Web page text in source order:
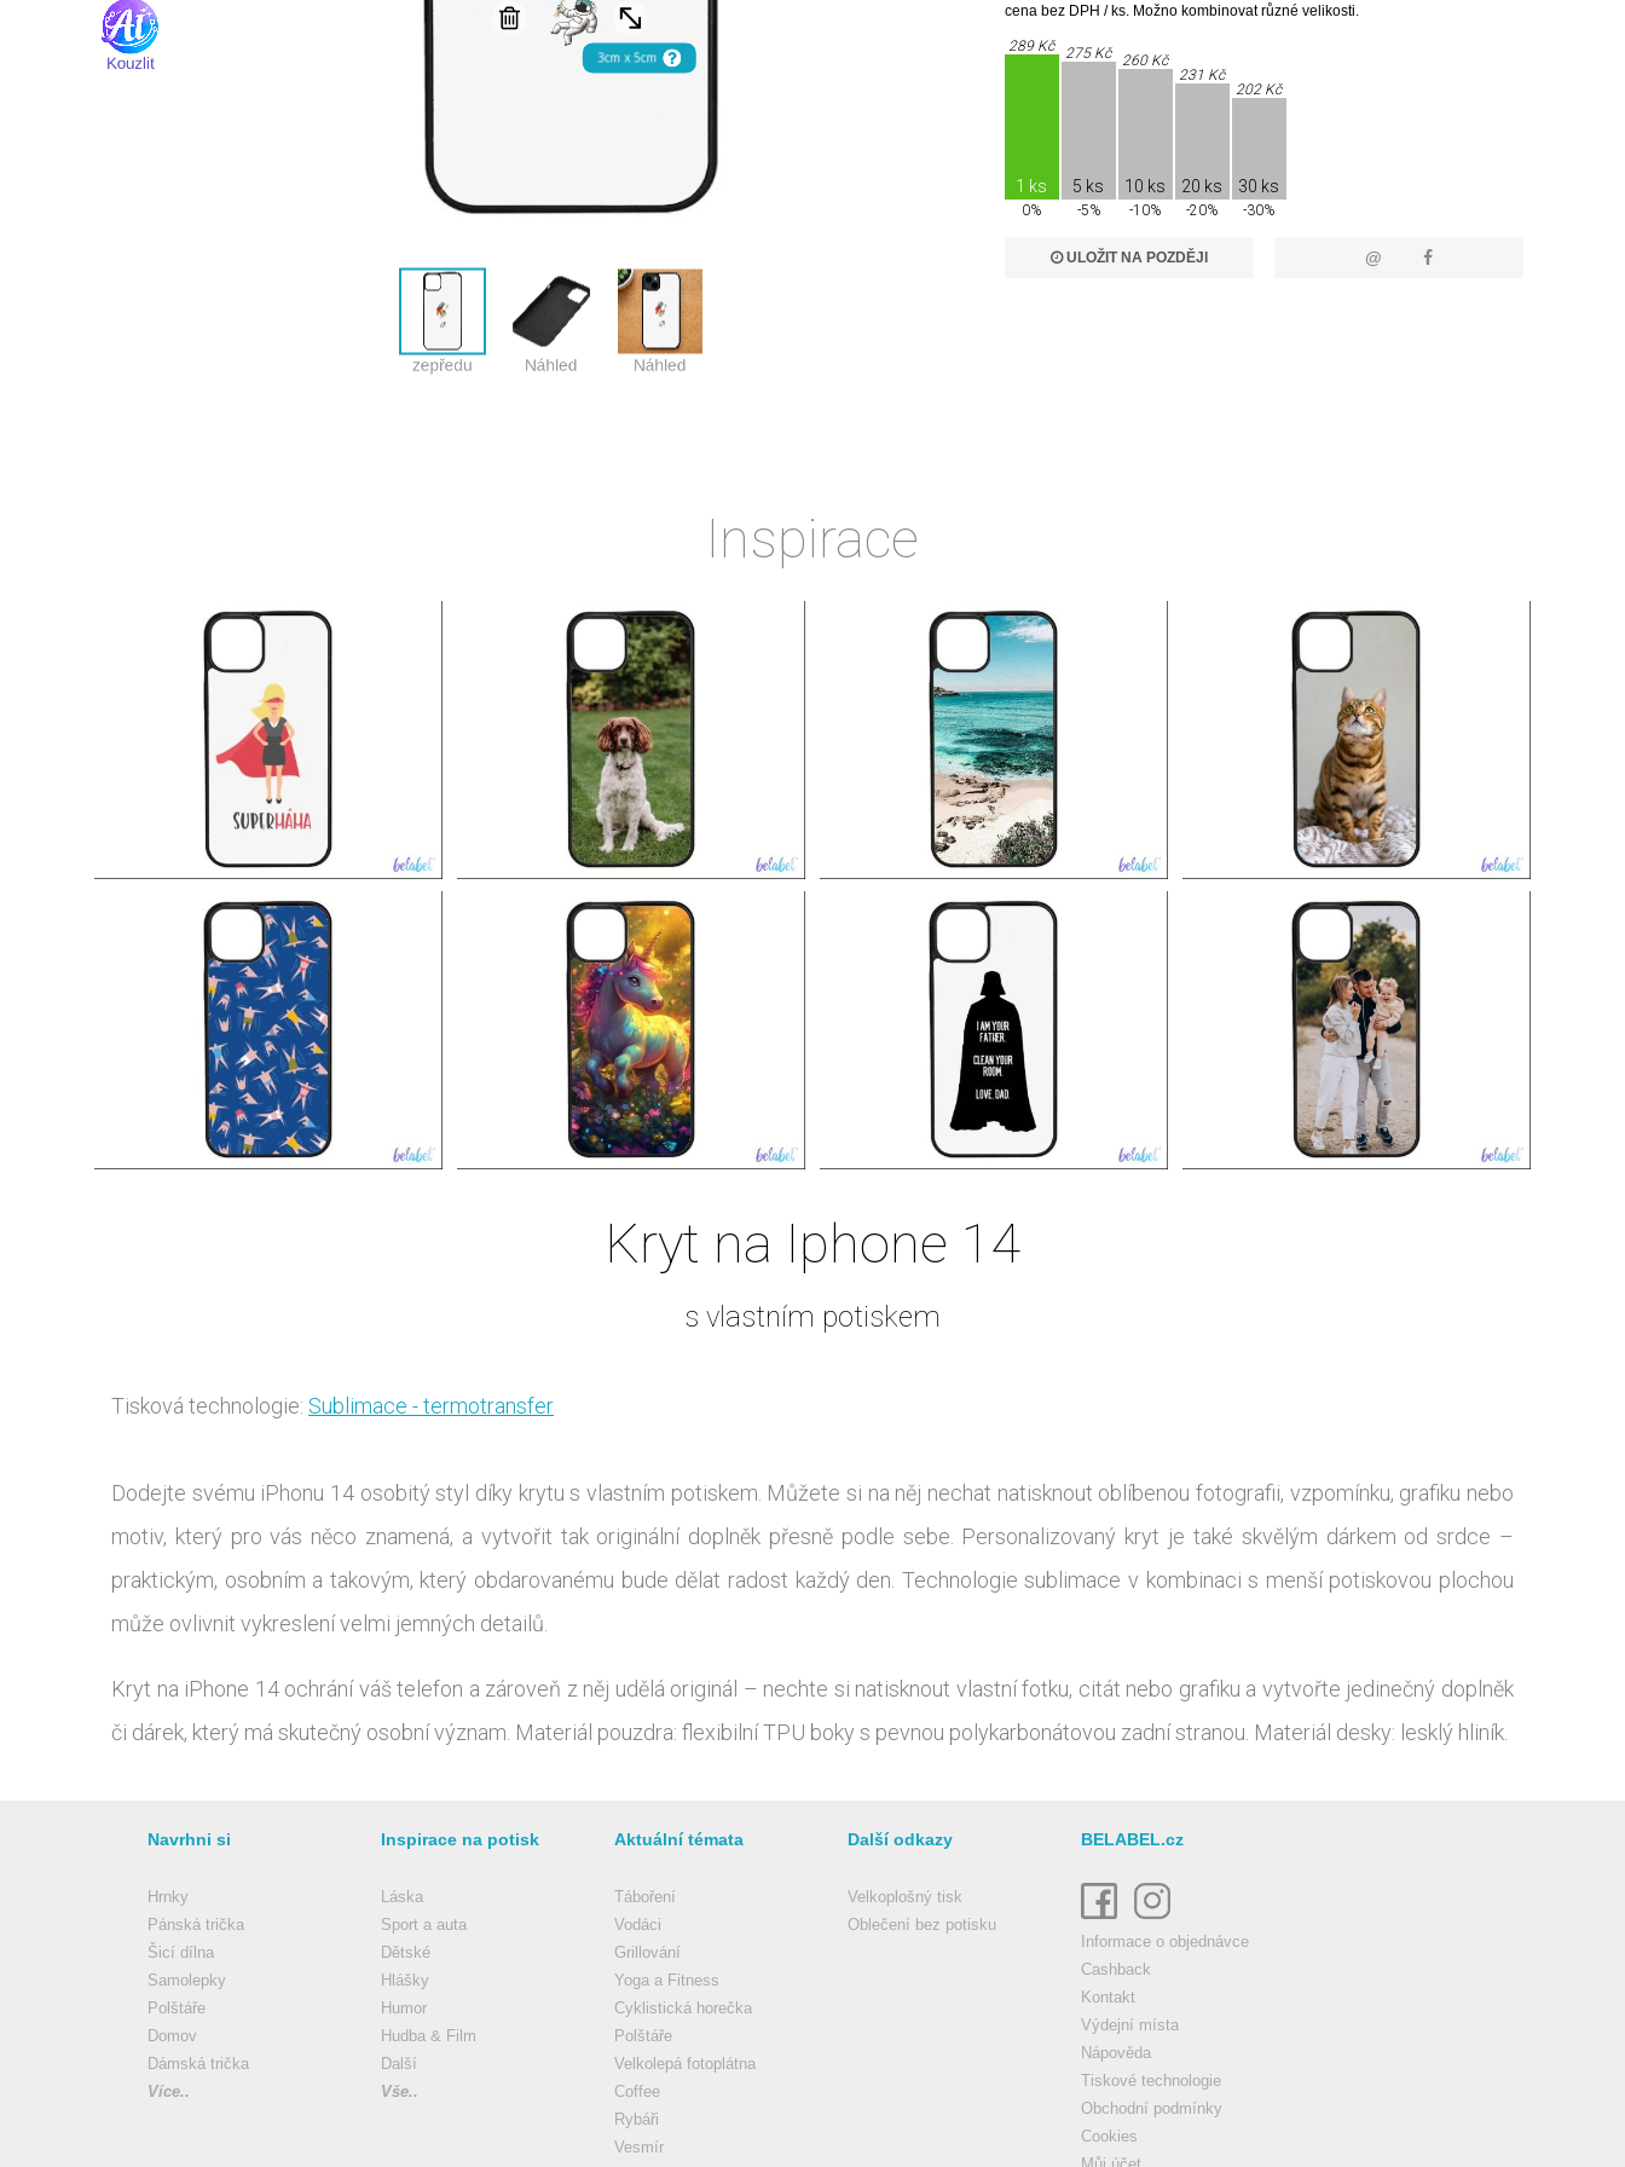
cena bez DPH / ks. Možno kombinovat různé velikosti.
289 Kč
1 ks
0%
275 Kč
5 ks
-5%
260 Kč
10 ks
-10%
231 Kč
20 ks
-20%
202 Kč
30 ks
-30%
ULOŽIT NA POZDĚJI @
Inspirace
Kryt na Iphone 14
s vlastním potiskem
Tisková technologie: Sublimace - termotransfer
Dodejte svému iPhonu 14 osobitý styl díky krytu s vlastním potiskem. Můžete si na něj nechat natisknout oblíbenou fotografii, vzpomínku, grafiku nebo
motiv, který pro vás něco znamená, a vytvořit tak originální doplněk přesně podle sebe. Personalizovaný kryt je také skvělým dárkem od srdce –
praktickým, osobním a takovým, který obdarovanému bude dělat radost každý den. Technologie sublimace v kombinaci s menší potiskovou plochou
může ovlivnit vykreslení velmi jemných detailů.
Kryt na iPhone 14 ochrání váš telefon a zároveň z něj udělá originál – nechte si natisknout vlastní fotku, citát nebo grafiku a vytvořte jedinečný doplněk
či dárek, který má skutečný osobní význam. Materiál pouzdra: flexibilní TPU boky s pevnou polykarbonátovou zadní stranou. Materiál desky: lesklý hliník.
Navrhni si
Hrnky
Pánská trička
Šicí dílna
Samolepky
Polštáře
Domov
Dámská trička
Více..
Inspirace na potisk
Láska
Sport a auta
Dětské
Hlášky
Humor
Hudba & Film
Další
Vše..
Aktuální témata
Táboření
Vodáci
Grillování
Yoga a Fitness
Cyklistická horečka
Polštáře
Velkolepá fotoplátna
Coffee
Rybáři
Vesmír
Další odkazy
Velkoplošný tisk
Oblečení bez potisku
BELABEL.cz
Informace o objednávce
Cashback
Kontakt
Výdejní místa
Nápověda
Tiskové technologie
Obchodní podmínky
Cookies